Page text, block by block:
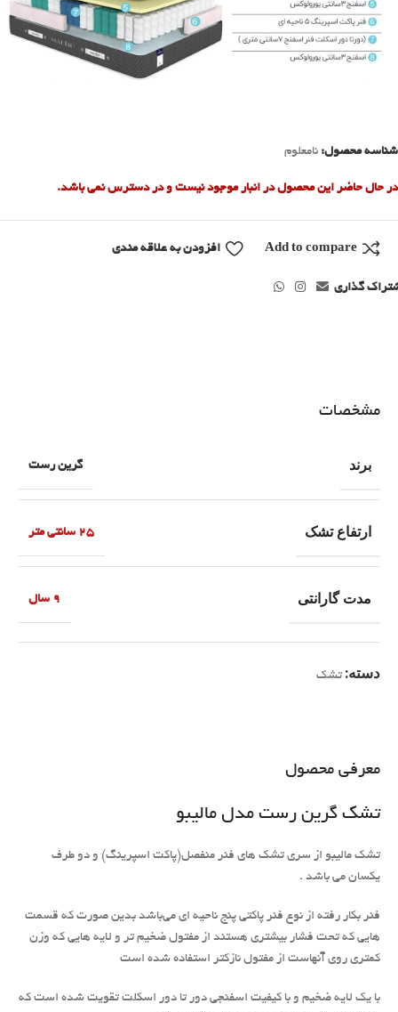
شناسه محصول: نامعلوم
در حال حاضر این محصول در انبار موجود نیست و در دسترس نمی باشد.
Add to compare افزودن به علاقه مندی
گذاری
معرفی محصول
تشک گرین رست مدل مالیبو
تشک مالیبو از سری تشک های فنر منفصل(پاکت اسپرینگ) و دو طرف
یکسان می باشد .
فنر بکار رفته از نوع فنر پاکتی پنج ناحیه ای می‌باشد بدین صورت که قسمت
هایی که تحت فشار بیشتری هستند از مفتول ضخیم تر و لایه هایی که وزن
کمتری روی آنهاست از مفتول نازکتر استفاده شده است
با یک لایه ضخیم و با کیفیت اسفنجی دور تا دور اسکلت تقویت شده است که
مشخصات
برند گرین رست
ارتفاع تشک 25 سانتی متر
مدت گارانتی 9 سال
دسته: تشک